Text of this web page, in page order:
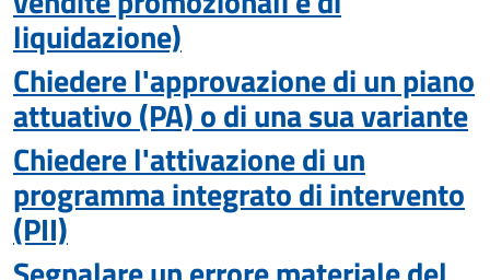
liquidazione)
Chiedere l'approvazione di un piano
attuativo (PA) o di una sua variante
Chiedere l'attivazione di un
programma integrato di intervento
(PII)